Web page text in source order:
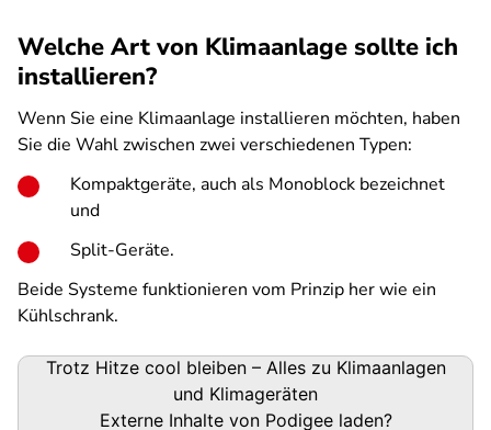
Welche Art von Klimaanlage sollte ich
installieren?
Wenn Sie eine Klimaanlage installieren möchten, haben
Sie die Wahl zwischen zwei verschiedenen Typen:
Kompaktgeräte, auch als Monoblock bezeichnet
und
Split-Geräte.
Beide Systeme funktionieren vom Prinzip her wie ein
Kühlschrank.
Podigee-
Trotz Hitze cool bleiben – Alles zu Klimaanlagen
und Klimageräten
Externe Inhalte von Podigeeladen?